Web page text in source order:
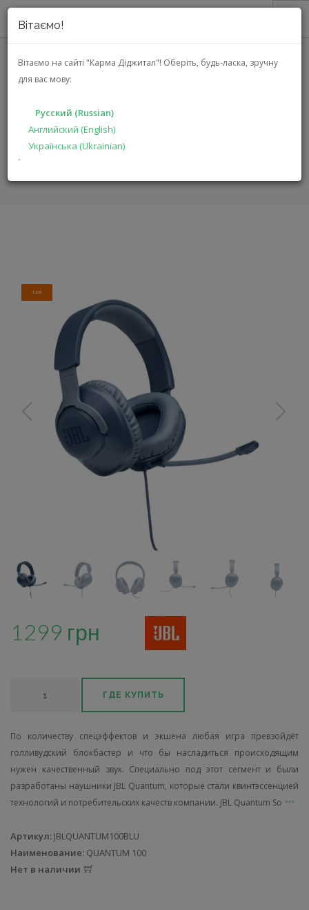
Вітаємо!
Вітаємо на сайті "Карма Діджитал"! Оберіть, будь-ласка, зручну
для вас мову:
Русский (Russian)
Английский (English)
Українська (Ukrainian)
`
О НАС
АКЦИИ
РЕШЕНИЯ
ПРОИЗВОДИТЕЛЯМ
(JBLQUANTUM100BLU)
ГЛАВНАЯ КАТАЛОГ
ТОП
1299 грн
ГДЕ КУПИТЬ
По количеству спецэффектов и экшена любая игра превзойдёт
голливудский блокбастер и что бы насладиться происходящим
нужен качественный звук. Специально под этот сегмент и были
разработаны наушники JBL Quantum, которые стали квинтэссенцией
технологий и потребительских качеств компании. JBL Quantum So
Артикул: JBLQUANTUM100BLU
Наименование: QUANTUM 100
Нет в наличии